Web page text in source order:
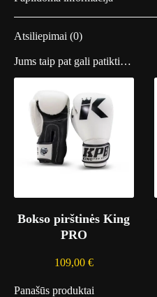
Atsiliepimai (0)
Jums taip pat gali patikti…
Bokso pirštinės King
PRO
109,00 €
Panašūs produktai